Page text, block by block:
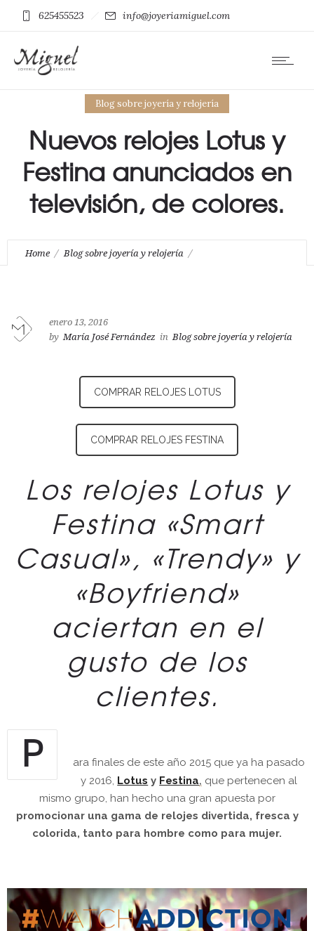
625455523 info@joyeriamiguel.com
Blog sobre joyería y relojería
Nuevos relojes Lotus y
Festina anunciados en
televisión, de colores.
Home Blog sobre joyería y relojería
enero 13, 2016
by María José Fernández in Blog sobre joyería y relojería
COMPRAR RELOJES LOTUS
COMPRAR RELOJES FESTINA
Los relojes Lotus y
Festina «Smart
Casual», «Trendy» y
«Boyfriend»
aciertan en el
gusto de los
clientes.
P
ara finales de este año 2015 que ya ha pasado
y 2016, Lotus y Festina, que pertenecen al
mismo grupo, han hecho una gran apuesta por
promocionar una gama de relojes divertida, fresca y
colorida, tanto para hombre como para mujer.